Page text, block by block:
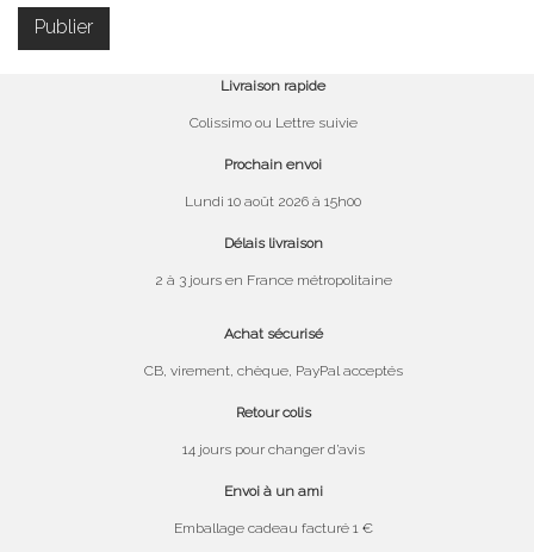
Livraison rapide
Colissimo ou Lettre suivie
Prochain envoi
Lundi 10 août 2026 à 15h00
Délais livraison
2 à 3 jours en France métropolitaine
Achat sécurisé
CB, virement, chèque, PayPal acceptés
Retour colis
14 jours pour changer d’avis
Envoi à un ami
Emballage cadeau facturé 1 €